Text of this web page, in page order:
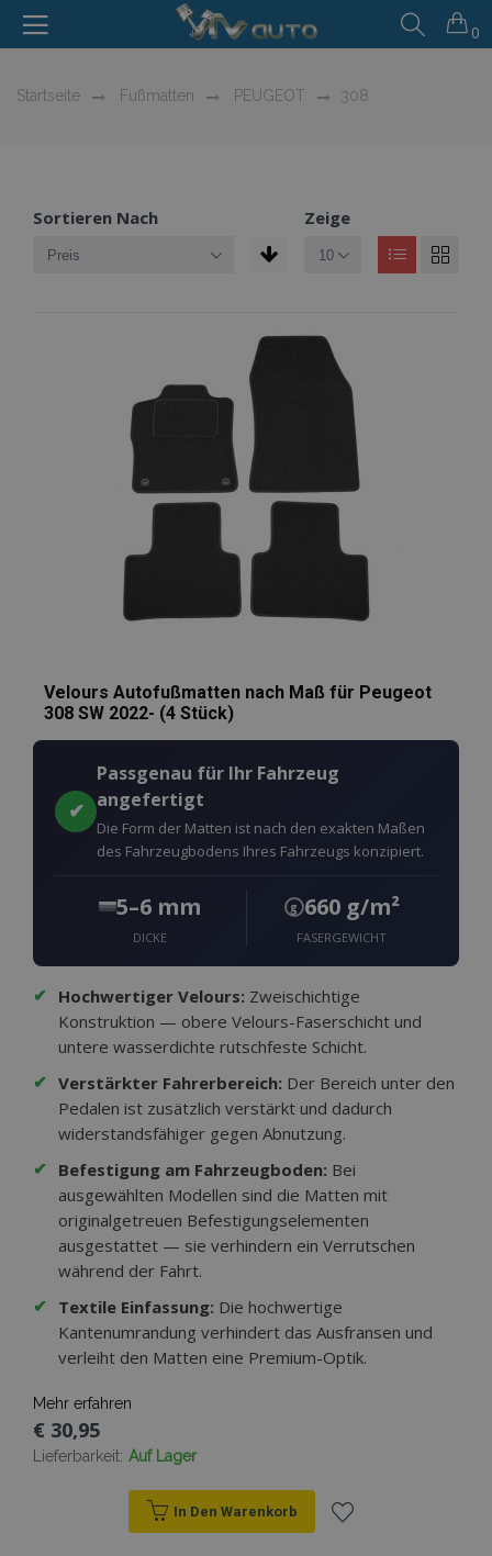
0
Startseite Fußmatten PEUGEOT 308
Sortieren Nach Zeige
Velours Autofußmatten nach Maß für Peugeot
308 SW 2022- (4 Stück)
✔
Passgenau für Ihr Fahrzeug
angefertigt
Die Form der Matten ist nach den exakten Maßen
des Fahrzeugbodens Ihres Fahrzeugs konzipiert.
5–6 mm
DICKE
g 660 g/m²
FASERGEWICHT
✔ Hochwertiger Velours: Zweischichtige
Konstruktion — obere Velours-Faserschicht und
untere wasserdichte rutschfeste Schicht.
✔ Verstärkter Fahrerbereich: Der Bereich unter den
Pedalen ist zusätzlich verstärkt und dadurch
widerstandsfähiger gegen Abnutzung.
✔ Befestigung am Fahrzeugboden: Bei
ausgewählten Modellen sind die Matten mit
originalgetreuen Befestigungselementen
ausgestattet — sie verhindern ein Verrutschen
während der Fahrt.
✔ Textile Einfassung: Die hochwertige
Kantenumrandung verhindert das Ausfransen und
verleiht den Matten eine Premium-Optik.
Mehr erfahren
€ 30,95
Lieferbarkeit: Auf Lager
In Den Warenkorb